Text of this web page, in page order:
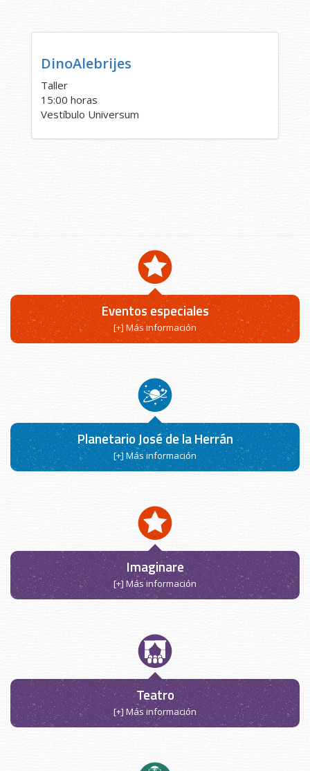
DinoAlebrijes
Taller
15:00 horas
Vestíbulo Universum
Eventos especiales
[+] Más información
Planetario José de la Herrán
[+] Más información
Imaginare
[+] Más información
Teatro
[+] Más información